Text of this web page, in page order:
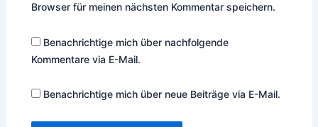
Browser für meinen nächsten Kommentar speichern.
Benachrichtige mich über nachfolgende
Kommentare via E-Mail.
Benachrichtige mich über neue Beiträge via E-Mail.